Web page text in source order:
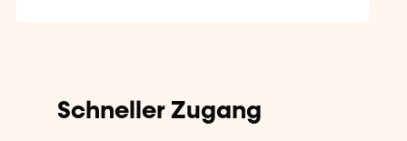
Schneller Zugang